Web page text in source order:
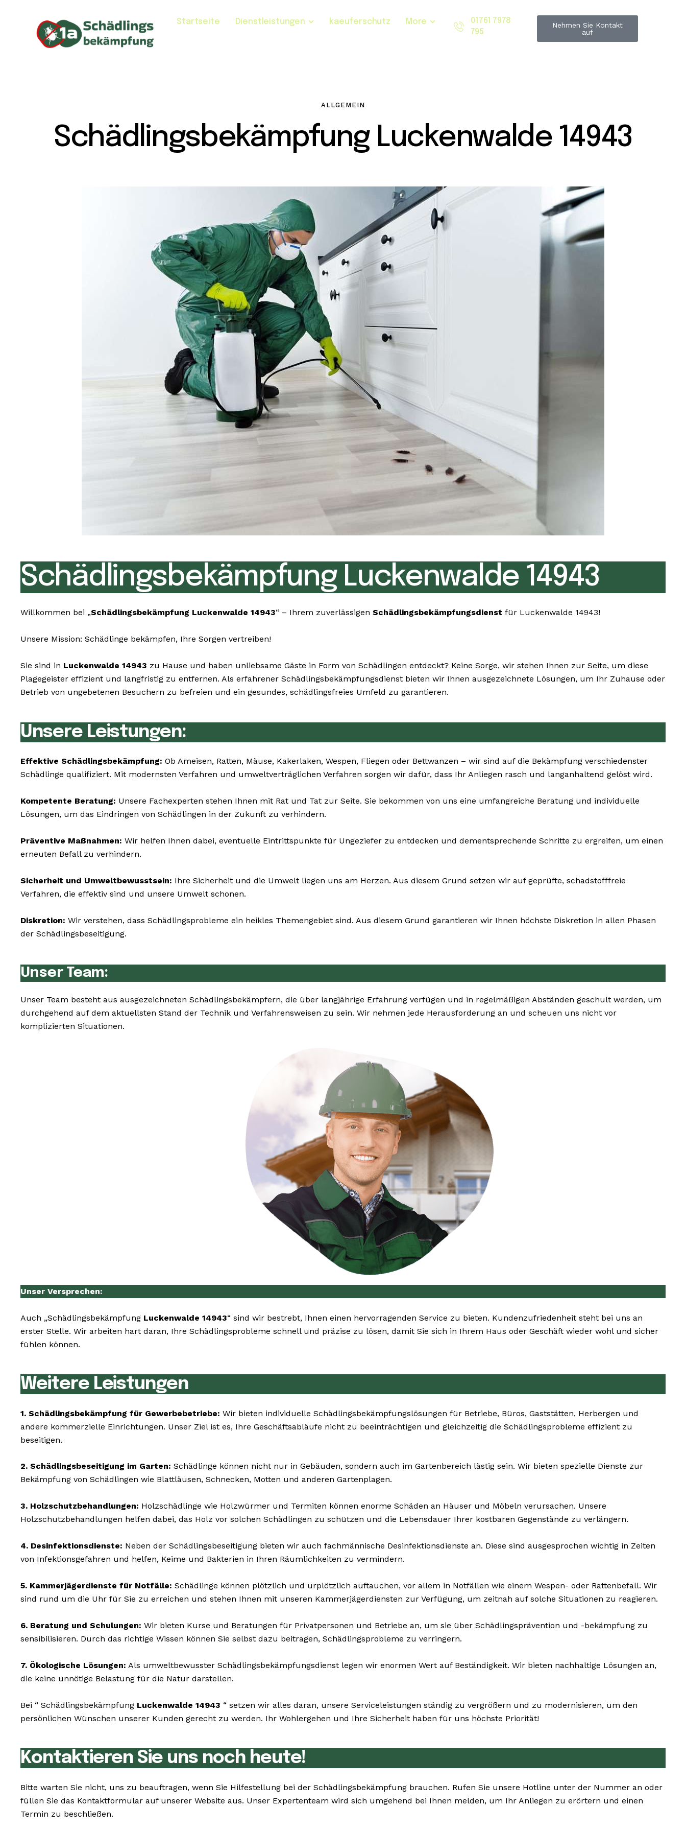
Startseite Dienstleistungen kaeuferschutz More
01761 7978
795
Nehmen Sie Kontakt
auf
ALLGEMEIN
Schädlingsbekämpfung Luckenwalde 14943
Schädlingsbekämpfung Luckenwalde 14943
Willkommen bei „Schädlingsbekämpfung Luckenwalde 14943“ – Ihrem zuverlässigen Schädlingsbekämpfungsdienst für Luckenwalde 14943!
Unsere Mission: Schädlinge bekämpfen, Ihre Sorgen vertreiben!
Sie sind in Luckenwalde 14943 zu Hause und haben unliebsame Gäste in Form von Schädlingen entdeckt? Keine Sorge, wir stehen Ihnen zur Seite, um diese
Plagegeister effizient und langfristig zu entfernen. Als erfahrener Schädlingsbekämpfungsdienst bieten wir Ihnen ausgezeichnete Lösungen, um Ihr Zuhause oder
Betrieb von ungebetenen Besuchern zu befreien und ein gesundes, schädlingsfreies Umfeld zu garantieren.
Unsere Leistungen:
Effektive Schädlingsbekämpfung: Ob Ameisen, Ratten, Mäuse, Kakerlaken, Wespen, Fliegen oder Bettwanzen – wir sind auf die Bekämpfung verschiedenster
Schädlinge qualifiziert. Mit modernsten Verfahren und umweltverträglichen Verfahren sorgen wir dafür, dass Ihr Anliegen rasch und langanhaltend gelöst wird.
Kompetente Beratung: Unsere Fachexperten stehen Ihnen mit Rat und Tat zur Seite. Sie bekommen von uns eine umfangreiche Beratung und individuelle
Lösungen, um das Eindringen von Schädlingen in der Zukunft zu verhindern.
Präventive Maßnahmen: Wir helfen Ihnen dabei, eventuelle Eintrittspunkte für Ungeziefer zu entdecken und dementsprechende Schritte zu ergreifen, um einen
erneuten Befall zu verhindern.
Sicherheit und Umweltbewusstsein: Ihre Sicherheit und die Umwelt liegen uns am Herzen. Aus diesem Grund setzen wir auf geprüfte, schadstofffreie
Verfahren, die effektiv sind und unsere Umwelt schonen.
Diskretion: Wir verstehen, dass Schädlingsprobleme ein heikles Themengebiet sind. Aus diesem Grund garantieren wir Ihnen höchste Diskretion in allen Phasen
der Schädlingsbeseitigung.
Unser Team:
Unser Team besteht aus ausgezeichneten Schädlingsbekämpfern, die über langjährige Erfahrung verfügen und in regelmäßigen Abständen geschult werden, um
durchgehend auf dem aktuellsten Stand der Technik und Verfahrensweisen zu sein. Wir nehmen jede Herausforderung an und scheuen uns nicht vor
komplizierten Situationen.
Unser Versprechen:
Auch „Schädlingsbekämpfung Luckenwalde 14943“ sind wir bestrebt, Ihnen einen hervorragenden Service zu bieten. Kundenzufriedenheit steht bei uns an
erster Stelle. Wir arbeiten hart daran, Ihre Schädlingsprobleme schnell und präzise zu lösen, damit Sie sich in Ihrem Haus oder Geschäft wieder wohl und sicher
fühlen können.
Weitere Leistungen
1. Schädlingsbekämpfung für Gewerbebetriebe: Wir bieten individuelle Schädlingsbekämpfungslösungen für Betriebe, Büros, Gaststätten, Herbergen und
andere kommerzielle Einrichtungen. Unser Ziel ist es, Ihre Geschäftsabläufe nicht zu beeinträchtigen und gleichzeitig die Schädlingsprobleme effizient zu
beseitigen.
2. Schädlingsbeseitigung im Garten: Schädlinge können nicht nur in Gebäuden, sondern auch im Gartenbereich lästig sein. Wir bieten spezielle Dienste zur
Bekämpfung von Schädlingen wie Blattläusen, Schnecken, Motten und anderen Gartenplagen.
3. Holzschutzbehandlungen: Holzschädlinge wie Holzwürmer und Termiten können enorme Schäden an Häuser und Möbeln verursachen. Unsere
Holzschutzbehandlungen helfen dabei, das Holz vor solchen Schädlingen zu schützen und die Lebensdauer Ihrer kostbaren Gegenstände zu verlängern.
4. Desinfektionsdienste: Neben der Schädlingsbeseitigung bieten wir auch fachmännische Desinfektionsdienste an. Diese sind ausgesprochen wichtig in Zeiten
von Infektionsgefahren und helfen, Keime und Bakterien in Ihren Räumlichkeiten zu vermindern.
5. Kammerjägerdienste für Notfälle: Schädlinge können plötzlich und urplötzlich auftauchen, vor allem in Notfällen wie einem Wespen- oder Rattenbefall. Wir
sind rund um die Uhr für Sie zu erreichen und stehen Ihnen mit unseren Kammerjägerdiensten zur Verfügung, um zeitnah auf solche Situationen zu reagieren.
6. Beratung und Schulungen: Wir bieten Kurse und Beratungen für Privatpersonen und Betriebe an, um sie über Schädlingsprävention und -bekämpfung zu
sensibilisieren. Durch das richtige Wissen können Sie selbst dazu beitragen, Schädlingsprobleme zu verringern.
7. Ökologische Lösungen: Als umweltbewusster Schädlingsbekämpfungsdienst legen wir enormen Wert auf Beständigkeit. Wir bieten nachhaltige Lösungen an,
die keine unnötige Belastung für die Natur darstellen.
Bei “ Schädlingsbekämpfung Luckenwalde 14943 “ setzen wir alles daran, unsere Serviceleistungen ständig zu vergrößern und zu modernisieren, um den
persönlichen Wünschen unserer Kunden gerecht zu werden. Ihr Wohlergehen und Ihre Sicherheit haben für uns höchste Priorität!
Kontaktieren Sie uns noch heute!
Bitte warten Sie nicht, uns zu beauftragen, wenn Sie Hilfestellung bei der Schädlingsbekämpfung brauchen. Rufen Sie unsere Hotline unter der Nummer an oder
füllen Sie das Kontaktformular auf unserer Website aus. Unser Expertenteam wird sich umgehend bei Ihnen melden, um Ihr Anliegen zu erörtern und einen
Termin zu beschließen.